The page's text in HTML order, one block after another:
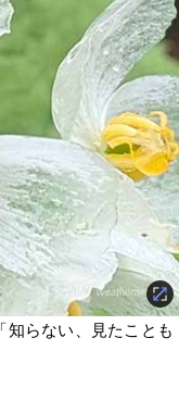
知らない、見たことも